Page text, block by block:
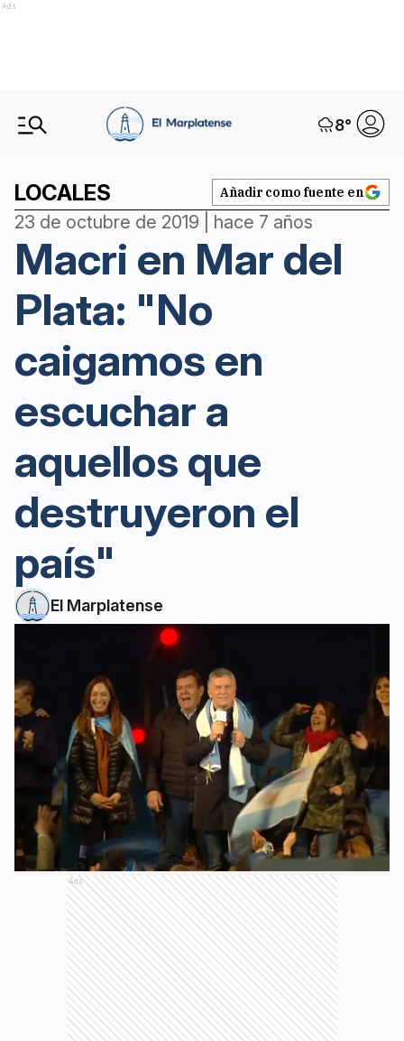
Ads
8°
LOCALES Añadir como fuente en
23 de octubre de 2019 | hace 7 años
Macri en Mar del
Plata: "No
caigamos en
escuchar a
aquellos que
destruyeron el
país"
El Marplatense
Ads